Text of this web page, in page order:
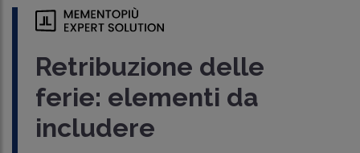
Retribuzione delle
ferie: elementi da
includere